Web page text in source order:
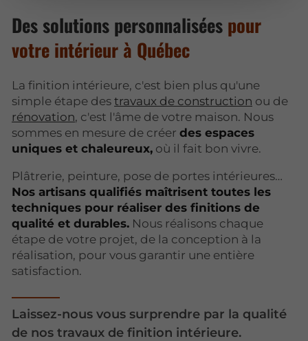
Des solutions personnalisées pour
votre intérieur à Québec
La finition intérieure, c'est bien plus qu'une
simple étape destravaux de construction ou de
rénovation, c'est l'âme de votre maison. Nous
sommes en mesure de créerdes espaces
uniques et chaleureux, où il fait bon vivre.
Plâtrerie, peinture, pose de portes intérieures…
Nos artisans qualifiés maîtrisent toutes les
techniques pour réaliser des finitions de
qualité et durables. Nous réalisons chaque
étape de votre projet, de la conception à la
réalisation, pour vous garantir une entière
satisfaction.
Laissez-nous vous surprendre par la qualité
de nos travaux de finition intérieure.